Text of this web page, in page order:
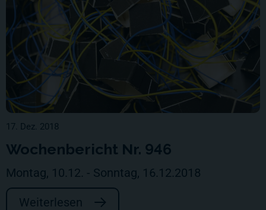
17. Dez. 2018
Wochenbericht Nr. 946
Montag, 10.12. - Sonntag, 16.12.2018
Weiterlesen